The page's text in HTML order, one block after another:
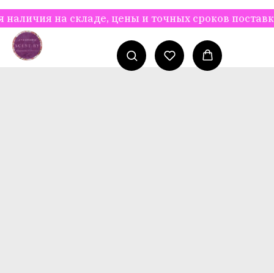
на складе, цены и точных сроков поставки